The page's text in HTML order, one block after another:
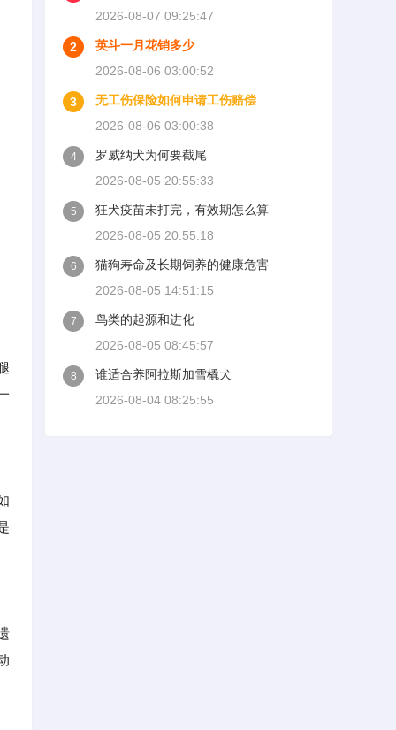
2026-08-07 09:25:47
2
英斗一月花销多少
2026-08-06 03:00:52
3
无工伤保险如何申请工伤赔偿
2026-08-06 03:00:38
4
罗威纳犬为何要截尾
2026-08-05 20:55:33
5
狂犬疫苗未打完，有效期怎么算
2026-08-05 20:55:18
6
猫狗寿命及长期饲养的健康危害
2026-08-05 14:51:15
7
鸟类的起源和进化
2026-08-05 08:45:57
8
谁适合养阿拉斯加雪橇犬
2026-08-04 08:25:55